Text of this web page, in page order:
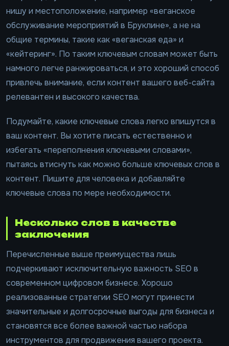
нишу и местоположение, например «веганское
обслуживание мероприятий в Бруклине», а не на
общие термины, такие как «веганская еда» и
«кейтеринг». По таким ключевым словам может быть
намного легче ранжироваться, и это хороший способ
привлечь внимание, если контент вашего веб-сайта
релевантен и высокого качества.
Подумайте, какие ключевые слова легко впишутся в
ваш контент. Вы хотите писать естественно и
избегать «переполнения ключевыми словами»,
пытаясь втиснуть как можно больше ключевых слов в
контент. Пишите для человека и добавляйте
ключевые слова по мере необходимости.
Несколько слов в качестве
заключения
Перечисленные выше преимущества лишь
подчеркивают исключительную важность SEO в
современном цифровом бизнесе. Хорошо
реализованные стратегии SEO могут принести
значительные и долгосрочные выгоды для бизнеса и
становятся все более важной частью набора
инструментов для продвижения вашего проекта.